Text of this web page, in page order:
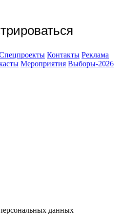
Контакты Реклама
Мероприятия Выборы-2026
данных